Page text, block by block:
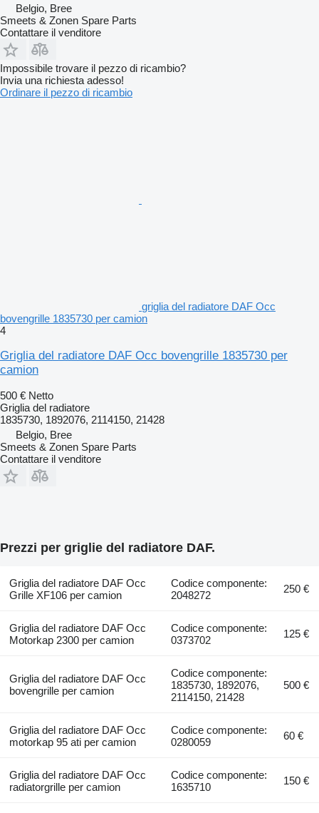
Belgio, Bree
Smeets & Zonen Spare Parts
Contattare il venditore
Impossibile trovare il pezzo di ricambio?
Invia una richiesta adesso!
Ordinare il pezzo di ricambio
griglia del radiatore DAF Occ
bovengrille 1835730 per camion
4
Griglia del radiatore DAF Occ bovengrille 1835730 per
camion
500 € Netto
Griglia del radiatore
1835730, 1892076, 2114150, 21428
Belgio, Bree
Smeets & Zonen Spare Parts
Contattare il venditore
Prezzi per griglie del radiatore DAF.
Griglia del radiatore DAF Occ
Grille XF106 per camion
Codice componente:
2048272
250 €
Griglia del radiatore DAF Occ
Motorkap 2300 per camion
Codice componente:
0373702
125 €
Griglia del radiatore DAF Occ
bovengrille per camion
Codice componente:
1835730, 1892076,
2114150, 21428
500 €
Griglia del radiatore DAF Occ
motorkap 95 ati per camion
Codice componente:
0280059
60 €
Griglia del radiatore DAF Occ
radiatorgrille per camion
Codice componente:
1635710
150 €